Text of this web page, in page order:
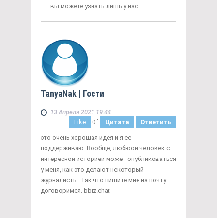
вы можете узнать лишь у нас….
TanyaNak | Гости
13 Апреля 2021 19:44
Like
0 ` Цитата Ответить
это очень хорошая идея и я ее
поддерживаю. Вообще, любюой человек с
интересной историей может опубликоваться
у меня, как это делают некоторый
журналисты. Так что пишите мне на почту –
договоримся. bbiz.chat